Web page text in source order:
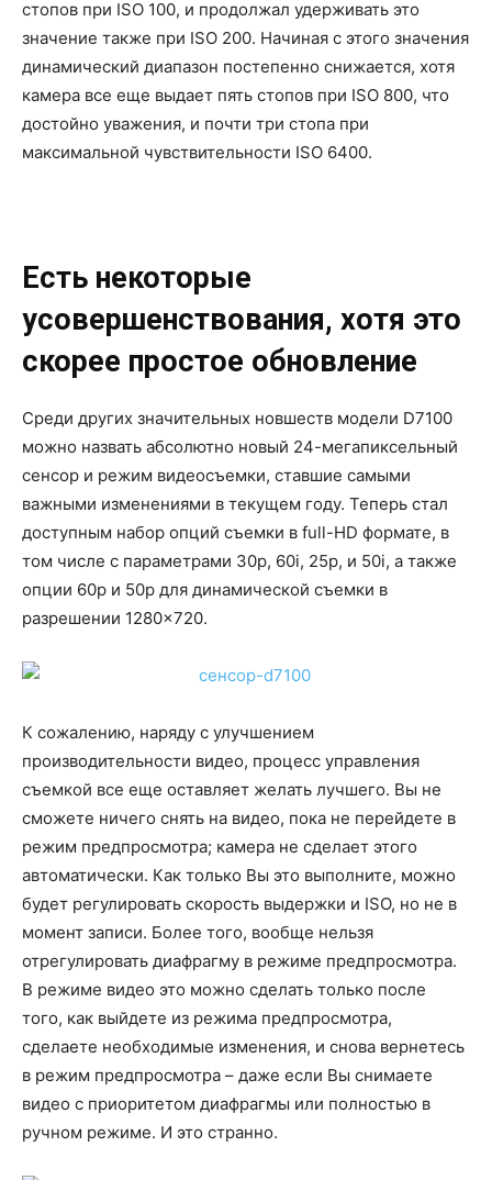
стопов при ISO 100, и продолжал удерживать это
значение также при ISO 200. Начиная с этого значения
динамический диапазон постепенно снижается, хотя
камера все еще выдает пять стопов при ISO 800, что
достойно уважения, и почти три стопа при
максимальной чувствительности ISO 6400.
Есть некоторые
усовершенствования, хотя это
скорее простое обновление
Среди других значительных новшеств модели D7100
можно назвать абсолютно новый 24-мегапиксельный
сенсор и режим видеосъемки, ставшие самыми
важными изменениями в текущем году. Теперь стал
доступным набор опций съемки в full-HD формате, в
том числе с параметрами 30p, 60i, 25p, и 50i, а также
опции 60p и 50p для динамической съемки в
разрешении 1280×720.
К сожалению, наряду с улучшением
производительности видео, процесс управления
съемкой все еще оставляет желать лучшего. Вы не
сможете ничего снять на видео, пока не перейдете в
режим предпросмотра; камера не сделает этого
автоматически. Как только Вы это выполните, можно
будет регулировать скорость выдержки и ISO, но не в
момент записи. Более того, вообще нельзя
отрегулировать диафрагму в режиме предпросмотра.
В режиме видео это можно сделать только после
того, как выйдете из режима предпросмотра,
сделаете необходимые изменения, и снова вернетесь
в режим предпросмотра – даже если Вы снимаете
видео с приоритетом диафрагмы или полностью в
ручном режиме. И это странно.